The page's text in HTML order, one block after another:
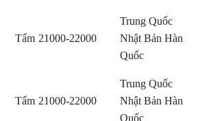
Tấm 21000-22000
Trung Quốc
Nhật Bản Hàn
Quốc
Tấm 21000-22000
Trung Quốc
Nhật Bản Hàn
Quốc